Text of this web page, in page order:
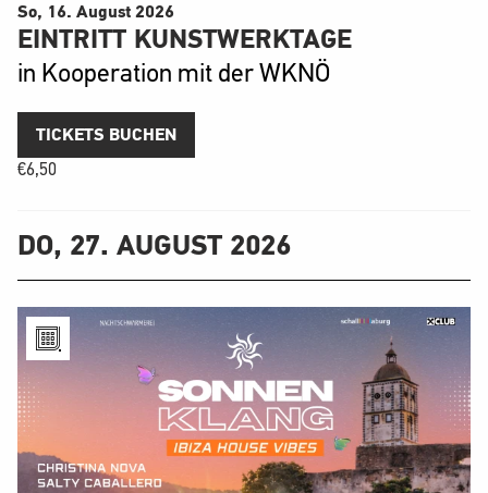
So, 16. August 2026
EINTRITT KUNSTWERKTAGE
in Kooperation mit der WKNÖ
TICKETS BUCHEN
€6,50
DO, 27. AUGUST 2026